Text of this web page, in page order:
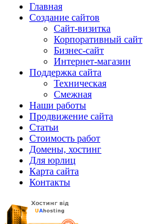
Главная
Создание сайтов
Сайт-визитка
Корпоративный сайт
Бизнес-сайт
Интернет-магазин
Поддержка сайта
Техническая
Смежная
Наши работы
Продвижение сайта
Статьи
Стоимость работ
Домены, хостинг
Для юрлиц
Карта сайта
Контакты